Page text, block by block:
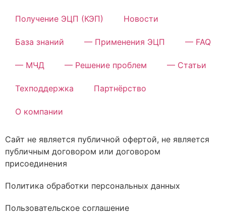
Получение ЭЦП (КЭП) Новости
База знаний — Применения ЭЦП — FAQ
— МЧД — Решение проблем — Статьи
Техподдержка Партнёрство
О компании
Сайт не является публичной офертой, не является
публичным договором или договором
присоединения
Политика обработки персональных данных
Пользовательское соглашение